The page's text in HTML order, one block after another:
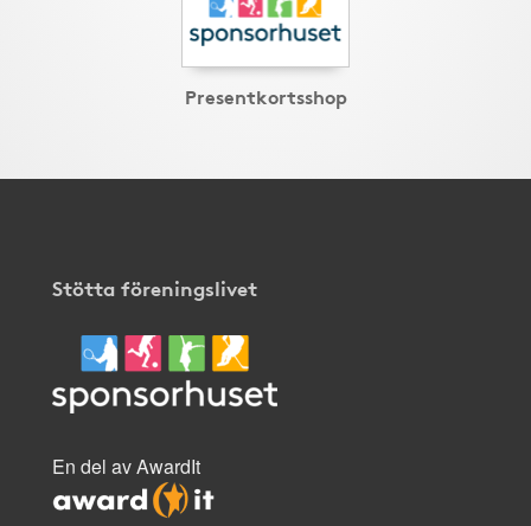
Presentkortsshop
Stötta föreningslivet
En del av AwardIt